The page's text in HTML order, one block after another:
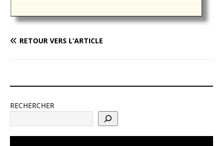
RETOUR VERS L’ARTICLE
RECHERCHER